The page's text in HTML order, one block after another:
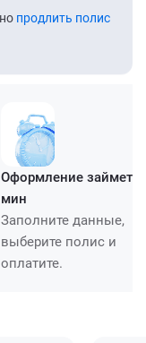
продлить полис
Оформление займет
мин
Заполните данные,
выберите полис и
оплатите.